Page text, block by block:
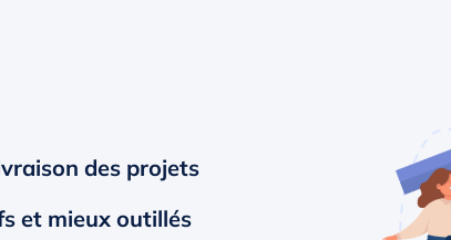
des projets
et mieux outillés